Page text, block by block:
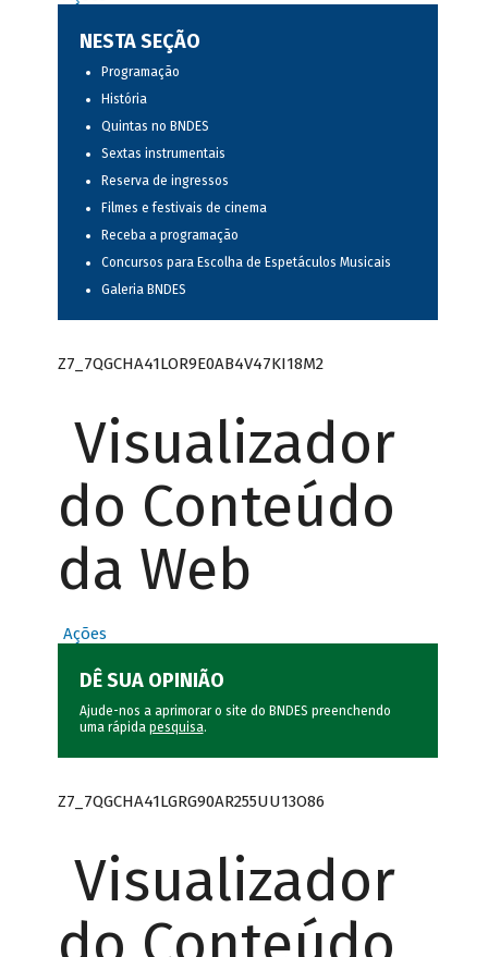
NESTA SEÇÃO
Programação
História
Quintas no BNDES
Sextas instrumentais
Reserva de ingressos
Filmes e festivais de cinema
Receba a programação
Concursos para Escolha de Espetáculos Musicais
Galeria BNDES
Z7_7QGCHA41LOR9E0AB4V47KI18M2
Visualizador
do Conteúdo
da Web
Ações
DÊ SUA OPINIÃO
Ajude-nos a aprimorar o site do BNDES preenchendo
uma rápida pesquisa.
Z7_7QGCHA41LGRG90AR255UU13O86
Visualizador